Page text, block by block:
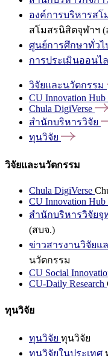
องค์การบริหารสโ
สโมสรนิสิตจุฬาฯ (
ศูนย์การศึกษาทั่วไ
การประเมินออนไ
วิจัยและนวัตกรรม
CU Innovation Hub
Chula DigiVerse
สำนักบริหารวิจัย
ทุนวิจัย
วิจัยและนวัตกรรม
Chula DigiVerse
CU Innovation Hub
สำนักบริหารวิจัยจุ
(สบจ.)
ข่าวสารงานวิจัยแ
นวัตกรรม
CU Social
CU-Daily Research
ทุนวิจัย
ทุนวิจัย ทุนวิจัย
ทุนวิจัยในประเทศ